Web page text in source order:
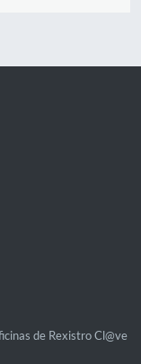
de Rexistro Cl@ve